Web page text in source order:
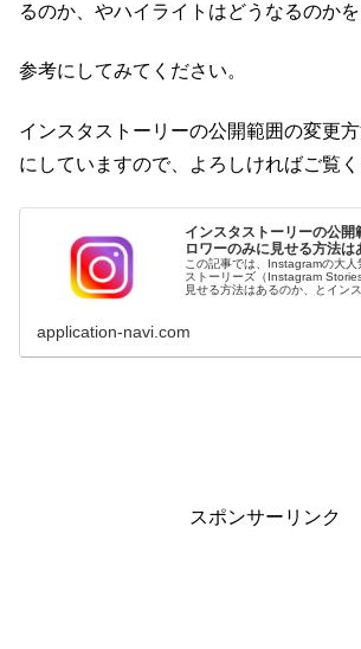
るのか、やハイライトはどうなるのかを
参考にしてみてください。
インスタストーリーの公開範囲の変更
にしていますので、よろしければご覧く
インスタストーリーの公開
ロワーのみに見せる方法は
この記事では、Instagramの大
ストーリーズ（Instagram
見せる方法はあるのか、とイン
application-navi.com
スポンサーリンク